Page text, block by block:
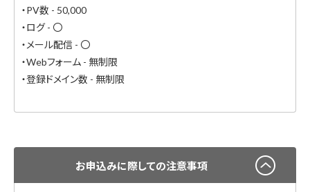
・PV数 - 50,000
・ログ - 〇
・メール配信 - 〇
・Webフォーム - 無制限
・登録ドメイン数 - 無制限
お申込みに際しての注意事項